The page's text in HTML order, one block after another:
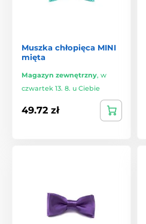
Muszka chłopięca MINI
mięta
Magazyn zewnętrzny, w
czwartek 13. 8. u Ciebie
49.72 zł